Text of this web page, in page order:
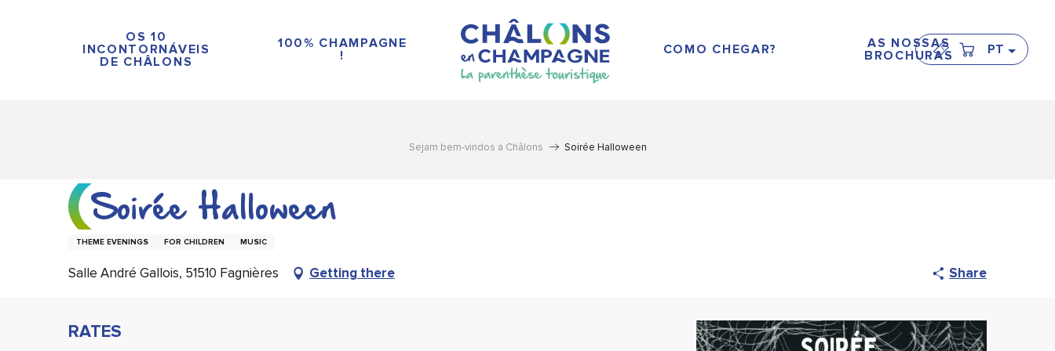
OS 10
INCONTORNÁVEIS
DE CHÂLONS
100% CHAMPAGNE
!
COMO CHEGAR?
AS NOSSAS
BROCHURAS
PT
Sejam bem-vindos a Châlons Soirée Halloween
Soirée Halloween
THEME EVENINGS FOR CHILDREN MUSIC
Salle André Gallois, 51510 Fagnières Getting there Share
RATES